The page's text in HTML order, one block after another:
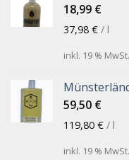
18,99 €
37,98 € / l
inkl. 19 % MwSt.
59,50 €
119,80 € / l
inkl. 19 % MwSt.